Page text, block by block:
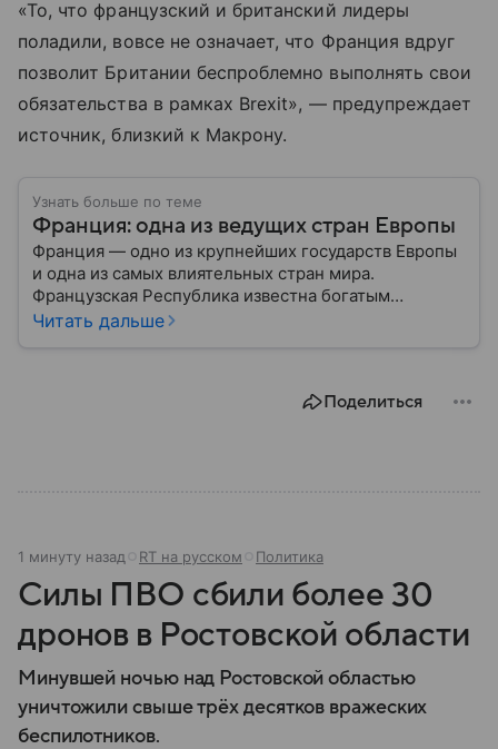
«То, что французский и британский лидеры
поладили, вовсе не означает, что Франция вдруг
позволит Британии беспроблемно выполнять свои
обязательства в рамках Brexit», — предупреждает
источник, близкий к Макрону.
Узнать больше по теме
Франция: одна из ведущих стран Европы
Франция — одно из крупнейших государств Европы
и одна из самых влиятельных стран мира.
Французская Республика известна богатым
культурным наследием, развитой экономикой,
Читать дальше
Поделиться
1 минуту назад RT на русском Политика
Силы ПВО сбили более 30
дронов в Ростовской области
Минувшей ночью над Ростовской областью
уничтожили свыше трёх десятков вражеских
беспилотников.